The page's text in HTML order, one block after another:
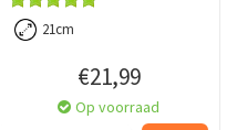
21cm
€21,99
Op voorraad